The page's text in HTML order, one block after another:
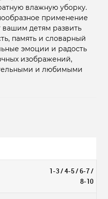
влажную уборку.
применение
вашим детям развить
память и словарный
эмоции и радость
изображений,
и любимыми
1-3 / 4-5 / 6-7 /
8-10